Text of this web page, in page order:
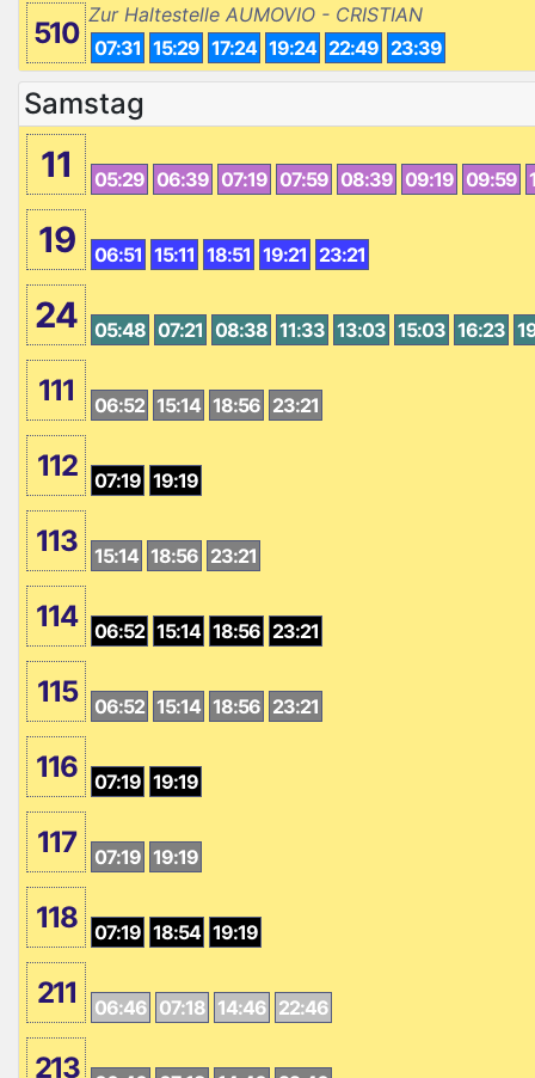
510
Zur Haltestelle AUMOVIO - CRISTIAN
07:31 15:29 17:24 19:24 22:49 23:39
Samstag
11 05:29 06:39 07:19 07:59 08:39 09:19 09:59
19 06:51 15:11 18:51 19:21 23:21
24 05:48 07:21 08:38 11:33 13:03 15:03 16:23
111 06:52 15:14 18:56 23:21
112 07:19 19:19
113 15:14 18:56 23:21
114 06:52 15:14 18:56 23:21
115 06:52 15:14 18:56 23:21
116 07:19 19:19
117 07:19 19:19
118 07:19 18:54 19:19
211 06:46 07:18 14:46 22:46
213